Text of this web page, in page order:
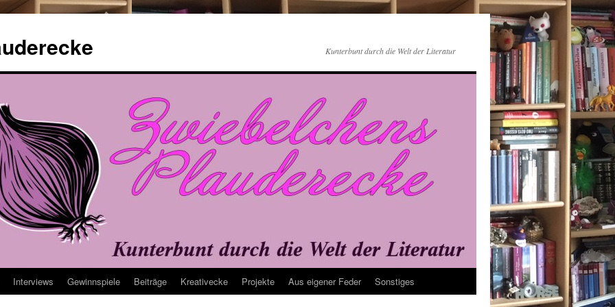
Kunterbunt durch die Welt der Literatur
Interviews Gewinnspiele Beiträge Kreativecke Projekte Aus eigener Feder Sonstiges